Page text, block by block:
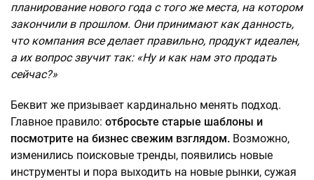
планирование нового года с того же места, на котором
закончили в прошлом. Они принимают как данность,
что компания все делает правильно, продукт идеален,
а их вопрос звучит так: «Ну и как нам это продать
сейчас?»
Беквит же призывает кардинально менять подход.
Главное правило: отбросьте старые шаблоны и
посмотрите на бизнес свежим взглядом. Возможно,
изменились поисковые тренды, появились новые
инструменты и пора выходить на новые рынки, сужая